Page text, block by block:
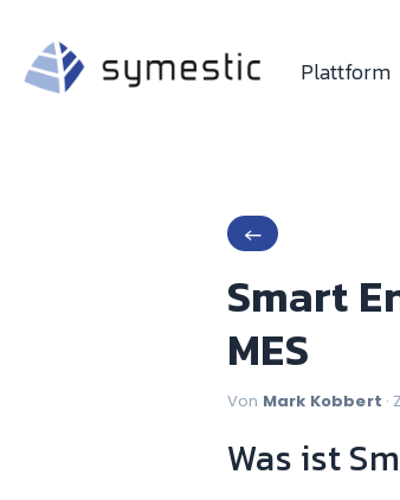
Plattform
←
Smart
MES
Von Mark Kobbert ·
Was ist